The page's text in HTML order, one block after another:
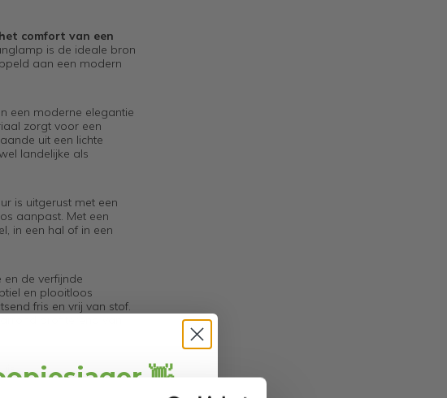
comfort van een
is de ideale bron
aan een modern
een moderne elegantie
zorgt voor een
uit een lichte
landelijke als
is uitgerust met een
aanpast. Met een
in een hal of in een
de verfijnde
en plooitloos
fris en vrij van stof.
profiterend van
met jouw
👋